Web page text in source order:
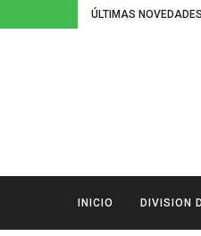
ÚLTIMAS NOVEDADES
INICIO DIVISION